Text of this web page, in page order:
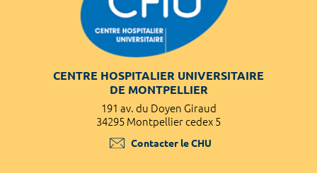
CENTRE HOSPITALIER UNIVERSITAIRE
DE MONTPELLIER
191 av. du Doyen Giraud
34295 Montpellier cedex 5
Contacter le CHU